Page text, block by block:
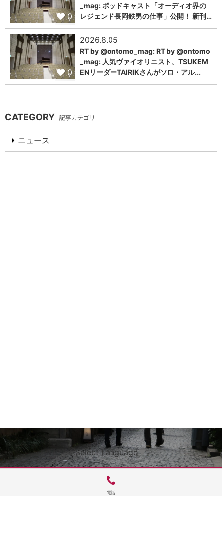
0
_mag: ポッドキャスト「オーディオ界の
レジェンド長岡鉄男の仕事」公開！ 新刊…
0
2026.8.05
RT by @ontomo_mag: RT by @ontomo
_mag: 人気ヴァイオリニスト、TSUKEM
ENリーダーTAIRIKさんがソロ・アル...
CATEGORY 記事カテゴリ
ニュース
Select Language▼
電話